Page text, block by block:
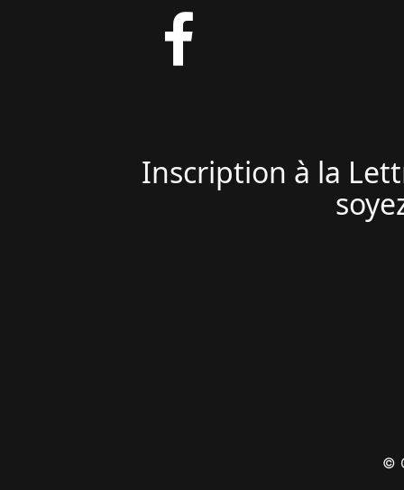
Inscription à la
©